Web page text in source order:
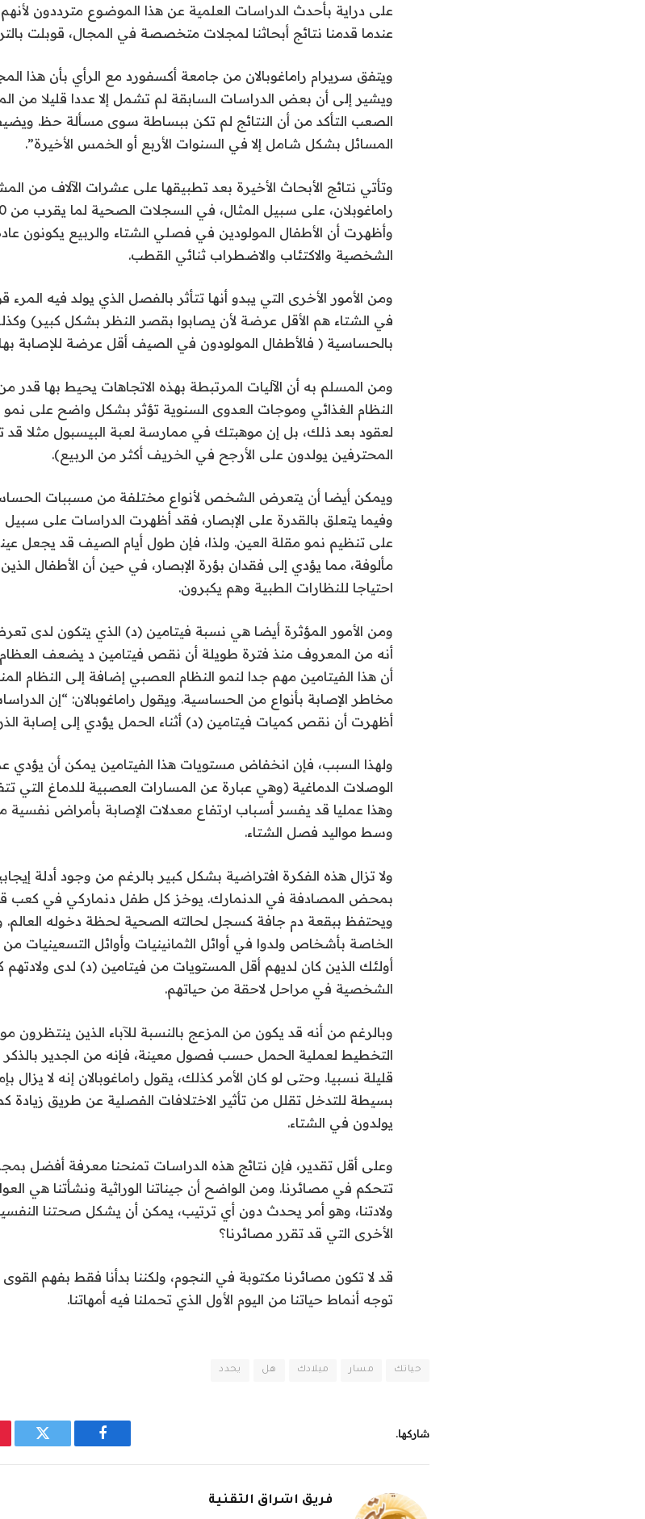
على دراية بأحدث الدراسات العلمية عن هذا الموضوع مترددون
عندما قدمنا نتائج أبحاثنا لمجلات متخصصة في المجال، قوبلت
ويتفق سريرام راماغوبالان من جامعة أكسفورد مع الرأي بأن هذا
ويشير إلى أن بعض الدراسات السابقة لم تشمل إلا عددا قليلا من
الصعب التأكد من أن النتائج لم تكن ببساطة سوى مسألة حظ.
المسائل بشكل شامل إلا في السنوات الأربع أو الخمس الأخيرة”.
وتأتي نتائج الأبحاث الأخيرة بعد تطبيقها على عشرات الآلاف من
وأظهرت أن الأطفال المولودين في فصلي الشتاء والربيع يكونون
الشخصية والاكتئاب والاضطراب ثنائي القطب.
ومن الأمور الأخرى التي يبدو أنها تتأثر بالفصل الذي يولد فيه المرء
في الشتاء هم الأقل عرضة لأن يصابوا بقصر النظر بشكل كبير)
بالحساسية ( فالأطفال المولودون في الصيف أقل عرضة للإصابة
ومن المسلم به أن الآليات المرتبطة بهذه الاتجاهات يحيط بها قدر
النظام الغذائي وموجات العدوى السنوية تؤثر بشكل واضح على
لعقود بعد ذلك، بل إن موهبتك في ممارسة لعبة البيسبول مثلا قد
المحترفين يولدون على الأرجح في الخريف أكثر من الربيع).
ويمكن أيضا أن يتعرض الشخص لأنواع مختلفة من مسببات
وفيما يتعلق بالقدرة على الإبصار، فقد أظهرت الدراسات على سبيل
على تنظيم نمو مقلة العين. ولذا، فإن طول أيام الصيف قد يجعل
مألوفة، مما يؤدي إلى فقدان بؤرة الإبصار، في حين أن الأطفال
احتياجا للنظارات الطبية وهم يكبرون.
ومن الأمور المؤثرة أيضا هي نسبة فيتامين (د) الذي يتكون لدى
أنه من المعروف منذ فترة طويلة أن نقص فيتامين د يضعف
أن هذا الفيتامين مهم جدا لنمو النظام العصبي إضافة إلى النظام
مخاطر الإصابة بأنواع من الحساسية. ويقول راماغوبالان: “إن
أظهرت أن نقص كميات فيتامين (د) أثناء الحمل يؤدي إلى إصابة
ولهذا السبب، فإن انخفاض مستويات هذا الفيتامين يمكن أن يؤدي
الوصلات الدماغية (وهي عبارة عن المسارات العصبية للدماغ التي
وهذا عمليا قد يفسر أسباب ارتفاع معدلات الإصابة بأمراض نفسية
وسط مواليد فصل الشتاء.
ولا تزال هذه الفكرة افتراضية بشكل كبير بالرغم من وجود أدلة
بمحض المصادفة في الدنمارك. يوخز كل طفل دنماركي في كعب
ويحتفظ ببقعة دم جافة كسجل لحالته الصحية لحظة دخوله العالم.
الخاصة بأشخاص ولدوا في أوائل الثمانينيات وأوائل التسعينيات
أولئك الذين كان لديهم أقل المستويات من فيتامين (د) لدى ولادتهم
الشخصية في مراحل لاحقة من حياتهم.
وبالرغم من أنه قد يكون من المزعج بالنسبة للآباء الذين ينتظرون
التخطيط لعملية الحمل حسب فصول معينة، فإنه من الجدير بالذكر
قليلة نسبيا. وحتى لو كان الأمر كذلك، يقول راماغوبالان إنه لا يزال
بسيطة للتدخل تقلل من تأثير الاختلافات الفصلية عن طريق زيادة
يولدون في الشتاء.
وعلى أقل تقدير، فإن نتائج هذه الدراسات تمنحنا معرفة أفضل
تتحكم في مصائرنا. ومن الواضح أن جيناتنا الوراثية ونشأتنا هي
ولادتنا، وهو أمر يحدث دون أي ترتيب، يمكن أن يشكل صحتنا
الأخرى التي قد تقرر مصائرنا؟
قد لا تكون مصائرنا مكتوبة في النجوم، ولكننا بدأنا فقط بفهم
توجه أنماط حياتنا من اليوم الأول الذي تحملنا فيه أمهاتنا.
حياتك مسار ميلادك هل يحدد
شاركها.
فيسبوك تويتر
فريق اشراق التقنية